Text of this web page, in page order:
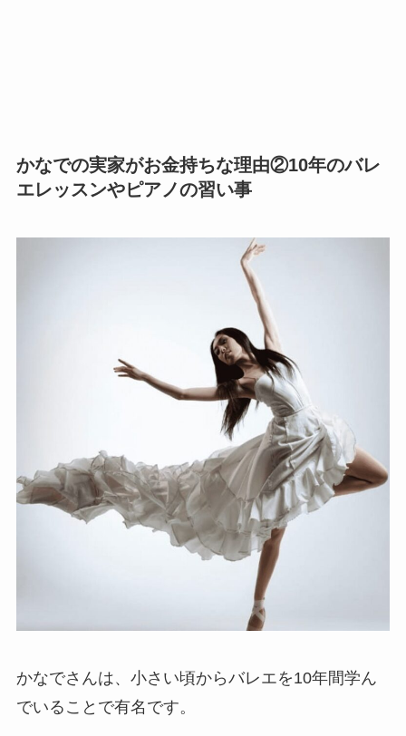
かなでの実家がお金持ちな理由②10年のバレ
エレッスンやピアノの習い事
かなでさんは、小さい頃からバレエを10年間学ん
でいることで有名です。